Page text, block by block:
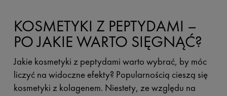
KOSMETYKI Z PEPTYDAMI –
PO JAKIE WARTO SIĘGNĄĆ?
Jakie kosmetyki z peptydami warto wybrać, by móc
liczyć na widoczne efekty? Popularnością cieszą się
kosmetyki z kolagenem. Niestety, ze względu na